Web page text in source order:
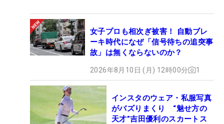
女子プロも相次ぎ被害！ 自動ブレ
ーキ時代になぜ「信号待ちの追突事
故」は無くならないのか？
2026年8月10日 (月) 12時00分 1
インスタのウェア・私服写真
がバズりまくり “魅せ方の
天才”吉田優利のスカートス